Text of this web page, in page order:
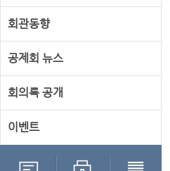
회관동향
공제회 뉴스
회의록 공개
이벤트